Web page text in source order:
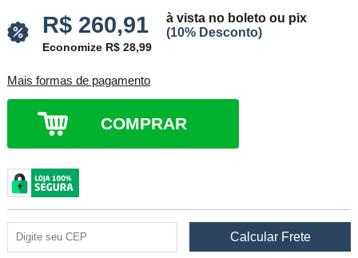
R$ 260,91
à vista no boleto ou pix
(10% Desconto)
Economize R$ 28,99
Mais formas de pagamento
COMPRAR